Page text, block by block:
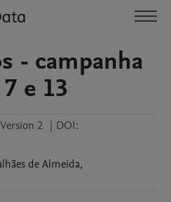
- campanha
e 13
Version 2 | DOI:
de Almeida,